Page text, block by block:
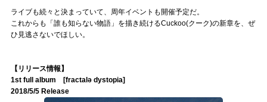
ライブも続々と決まっていて、周年イベントも開催予定だ。
これからも「誰も知らない物語」を描き続けるCuckoo(クーク)の新章を、ぜ
ひ見逃さないでほしい。
【リリース情報】
1st full album [fractalə dystopia]
2018/5/5 Release